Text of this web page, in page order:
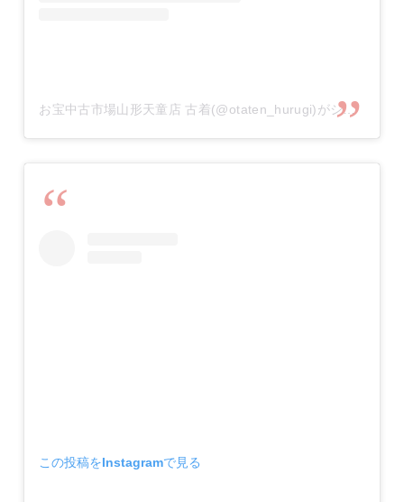
お宝中古市場山形天童店 古着(@otaten_hurugi)がシェアした投稿
この投稿をInstagramで見る